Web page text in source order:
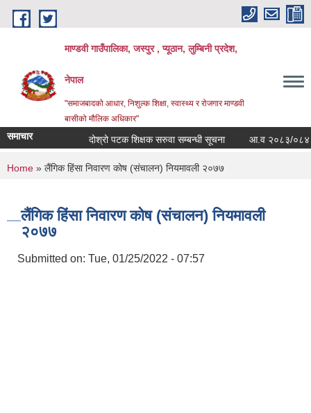
Skip to main content
माण्डवी गाउँपालिका, जस्पुर , प्यूठान, लुम्बिनी प्रदेश,
नेपाल
"समाजबादको आधार, निशुल्क शिक्षा, स्वास्थ्य र रोजगार माण्डवी
बासीको मौलिक अधिकार"
समाचार दोश्रो पटक शिक्षक सरुवा सम्बन्धी सूचना आ.व २०८३/०८४ को
You are here
Home » लैंगिक हिंसा निवारण कोष (संचालन) नियमावली २०७७
लैंगिक हिंसा निवारण कोष (संचालन) नियमावली
२०७७
Submitted on: Tue, 01/25/2022 - 07:57